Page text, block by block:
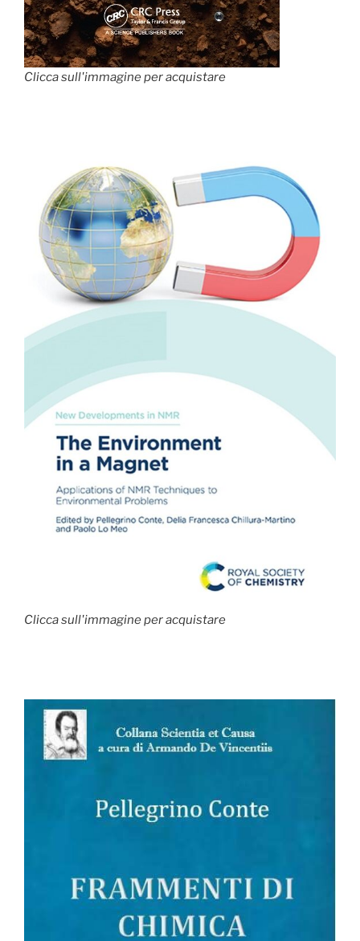
Clicca sull'immagine per acquistare
Clicca sull'immagine per acquistare